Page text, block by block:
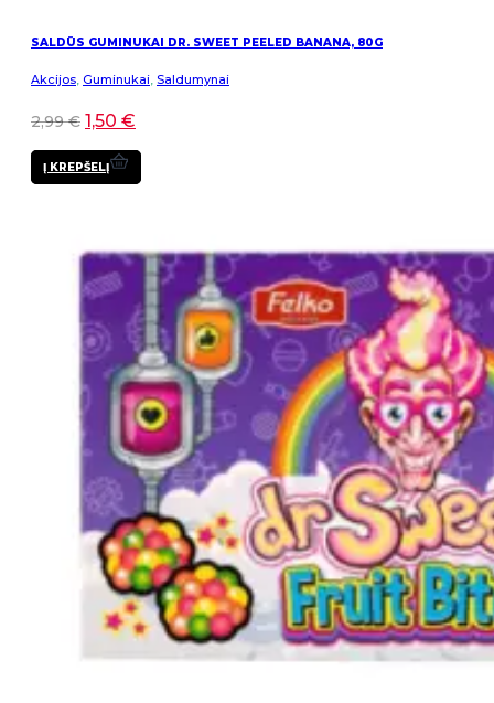
SALDŪS GUMINUKAI DR. SWEET PEELED BANANA, 80G
Akcijos, Guminukai, Saldumynai
2,99€ 1,50 €
Į KREPŠELĮ